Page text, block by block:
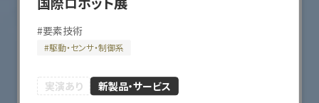
#要素技術
#駆動・センサ・制御系
実演あり 新製品・サービス
川崎重工業株式会社